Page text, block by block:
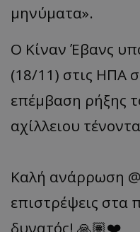
μηνύματα».
Ο Κίναν Έβανς
(18/11) στις ΗΠΑ
επέμβαση ρήξης
αχίλλειου
Καλή ανάρρωση
επιστρέψεις στα